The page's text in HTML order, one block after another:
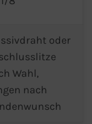
oder
Wahl,
nach